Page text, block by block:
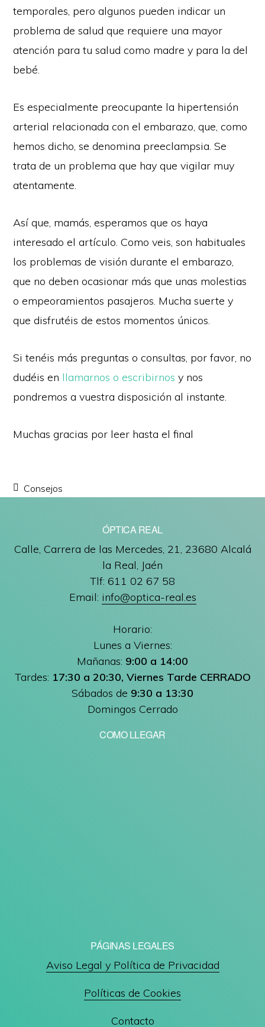
temporales, pero algunos pueden indicar un
problema de salud que requiere una mayor
atención para tu salud como madre y para la del
bebé.
Es especialmente preocupante la hipertensión
arterial relacionada con el embarazo, que, como
hemos dicho, se denomina preeclampsia. Se
trata de un problema que hay que vigilar muy
atentamente.
Así que, mamás, esperamos que os haya
interesado el artículo. Como veis, son habituales
los problemas de visión durante el embarazo,
que no deben ocasionar más que unas molestias
o empeoramientos pasajeros. Mucha suerte y
que disfrutéis de estos momentos únicos.
Si tenéis más preguntas o consultas, por favor, no
dudéis en llamarnos o escribirnosy nos
pondremos a vuestra disposición al instante.
Muchas gracias por leer hasta el final
Consejos
ÓPTICA REAL
Calle, Carrera de las Mercedes, 21, 23680 Alcalá
la Real, Jaén
Tlf: 611 02 67 58
Email: info@optica-real.es
Horario:
Lunes a Viernes:
Mañanas: 9:00 a 14:00
Tardes: 17:30 a 20:30, Viernes Tarde CERRADO
Sábados de 9:30 a 13:30
Domingos Cerrado
COMO LLEGAR
PÁGINAS LEGALES
Aviso Legal y Política de Privacidad
Políticas de Cookies
Contacto